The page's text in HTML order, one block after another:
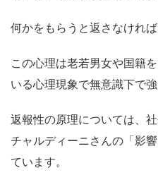
何かをもらうと返さなけれ
この心理は老若男女や国籍
いる心理現象で無意識下で強
返報性の原理については、
チャルディーニさんの「影
ています。